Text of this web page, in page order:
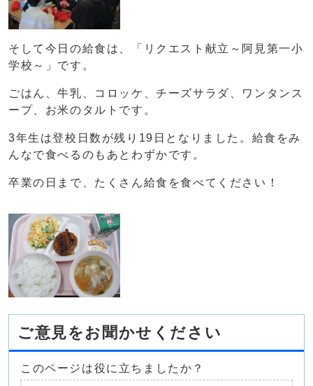
そして今日の給食は、「リクエスト献立～阿見第一小
学校～」です。
ごはん、牛乳、コロッケ、チーズサラダ、ワンタンス
ープ、お米のタルトです。
3年生は登校日数が残り19日となりました。給食をみ
んなで食べるのもあとわずかです。
卒業の日まで、たくさん給食を食べてください！
ご意見をお聞かせください
このページは役に立ちましたか？